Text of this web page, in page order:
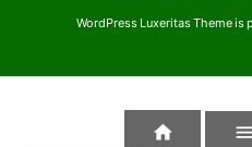
WordPress Luxeritas Theme is
